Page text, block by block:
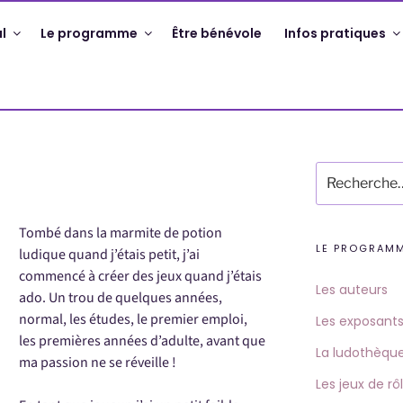
Le programme Être bénévole Infos pratiques
Tombé dans la marmite de potion
ludique quand j’étais petit, j’ai
commencé à créer des jeux quand j’étais
ado. Un trou de quelques années,
normal, les études, le premier emploi,
les premières années d’adulte, avant que
ma passion ne se réveille !
pour
:
LE
Les auteurs
Les exposants
La
Les jeux de